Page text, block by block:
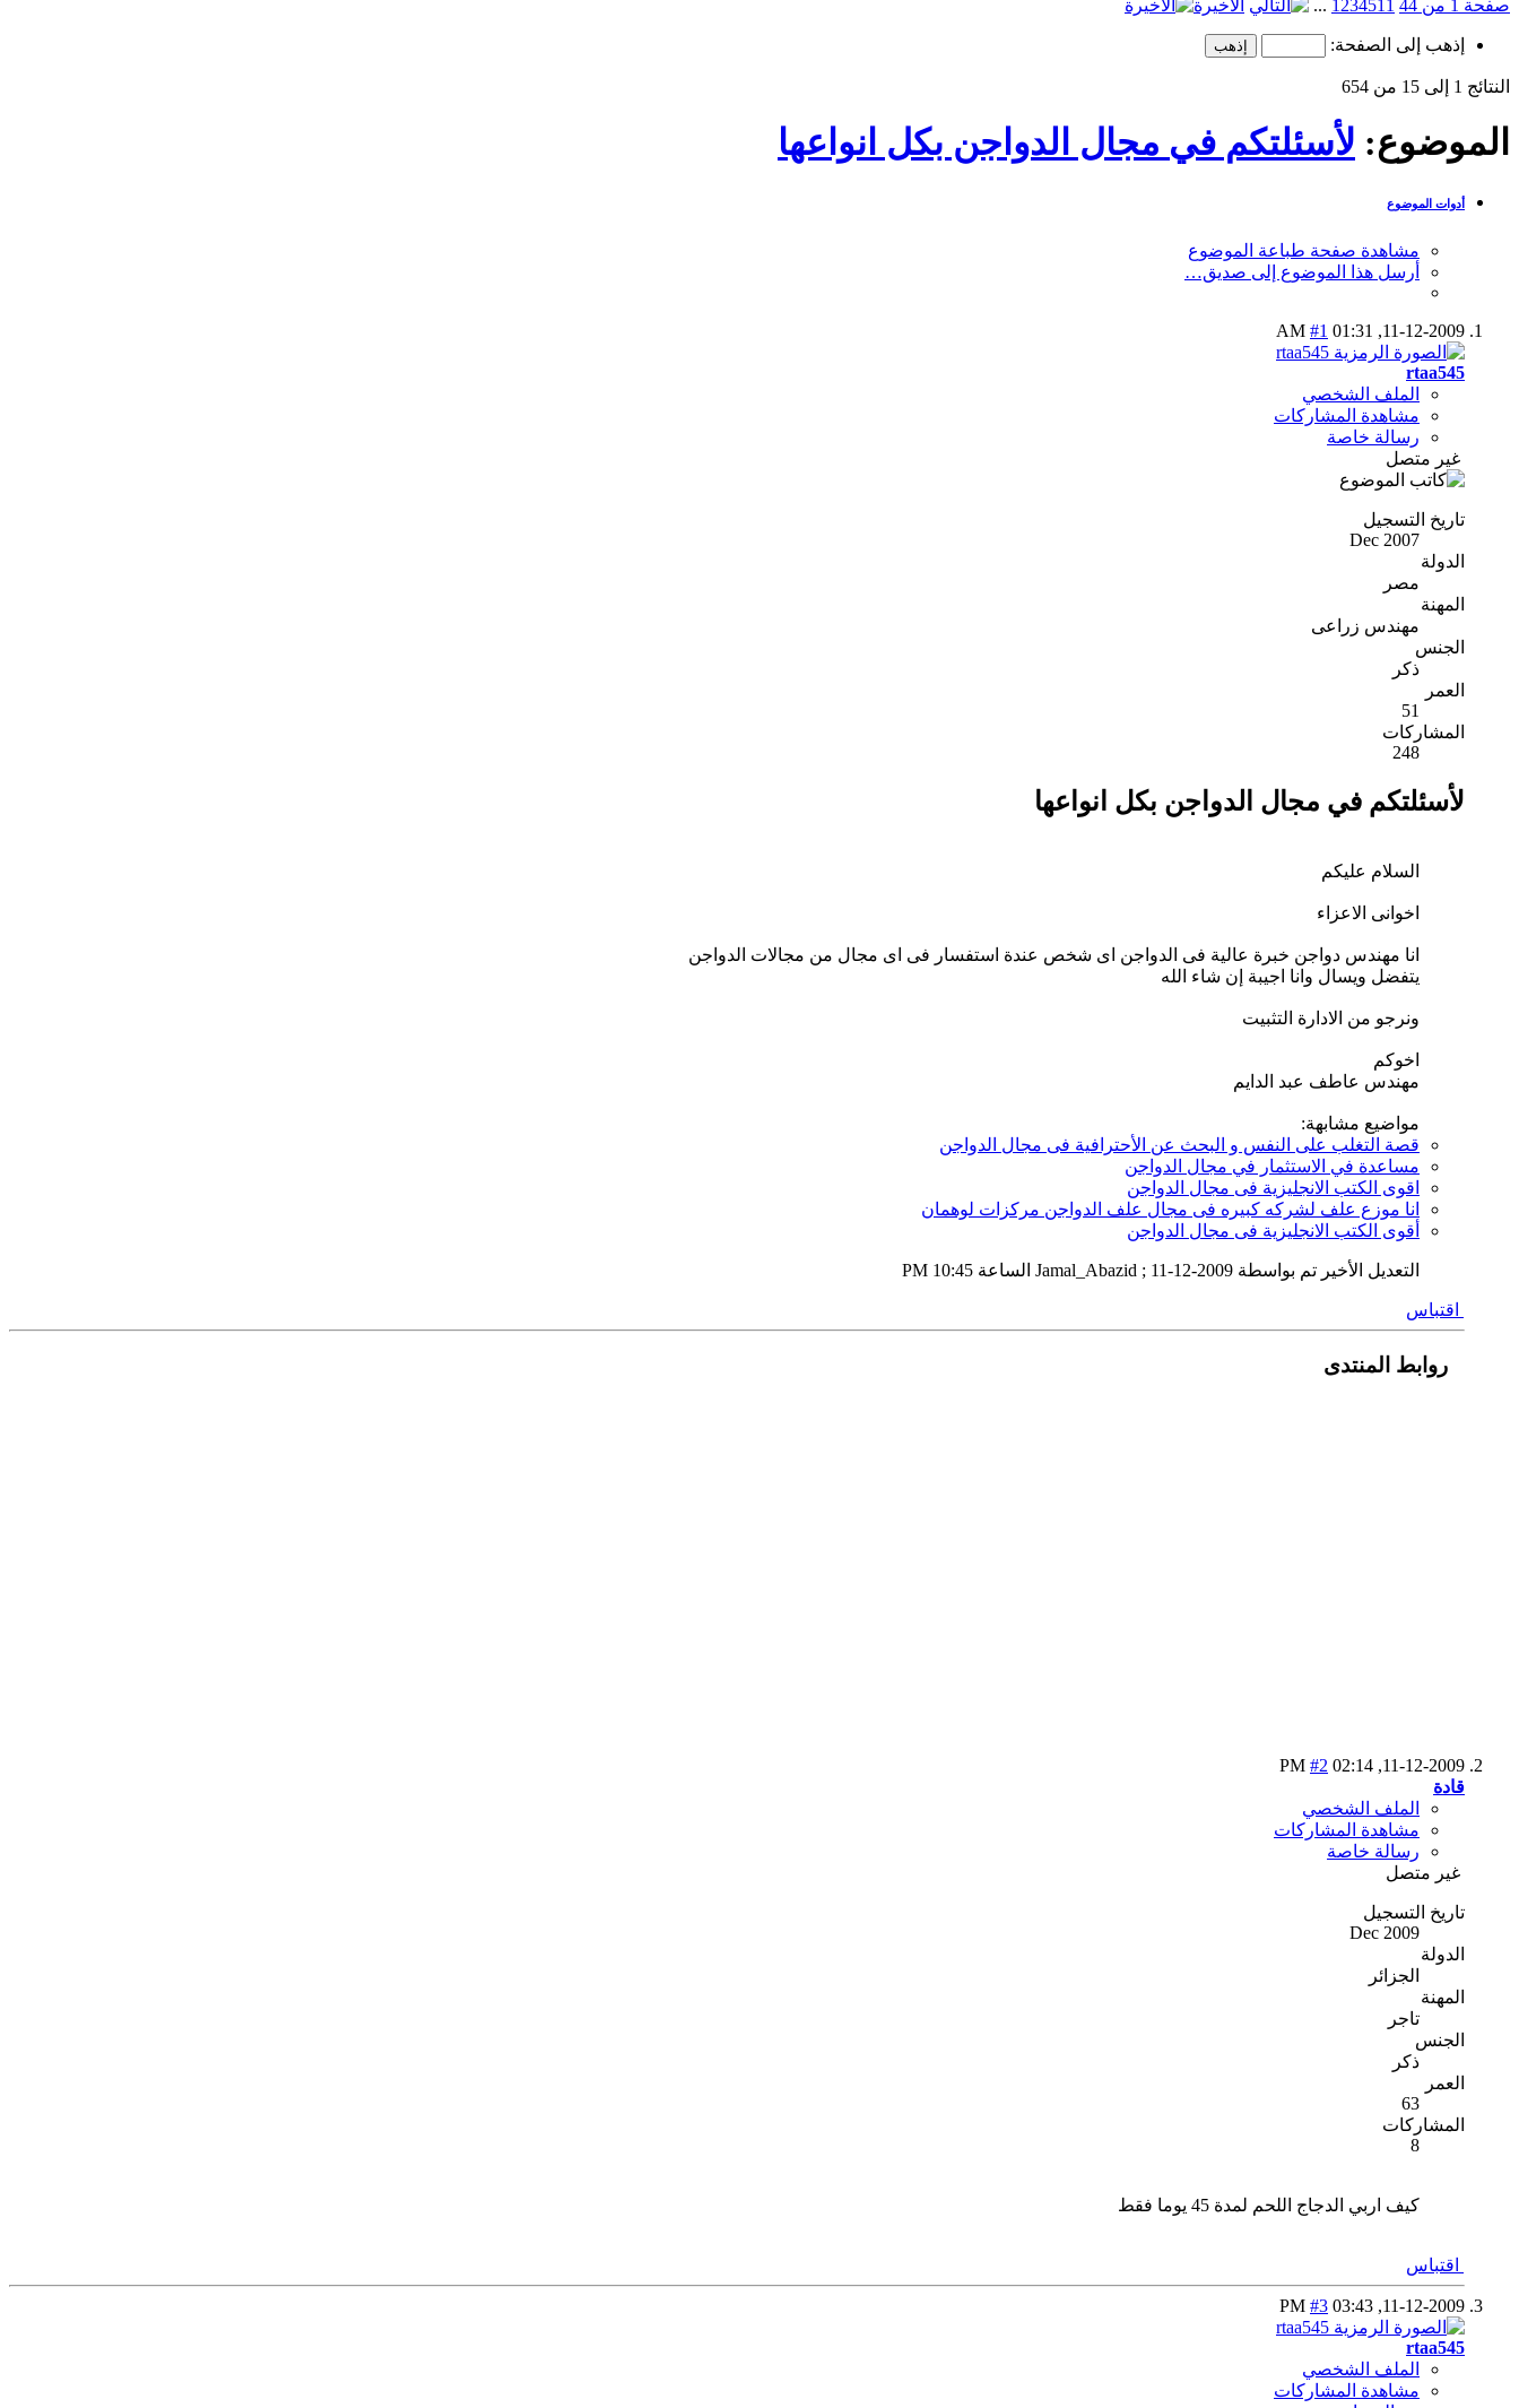
صفحة 1 من 44 1 234511
... الأخيرة
إذهب إلى الصفحة:
النتائج 1 إلى 15 من 654
الموضوع: لأسئلتكم في مجال الدواجن بكل انواعها
أدوات الموضوع
مشاهدة صفحة طباعة الموضوع
أرسل هذا الموضوع إلى صديق…
11-12-2009,
01:31 AM
#1
rtaa545
الملف الشخصي
مشاهدة المشاركات
رسالة خاصة
غير متصل
تاريخ التسجيل
Dec 2007
الدولة
مصر
المهنة
مهندس زراعى
الجنس
ذكر
العمر
51
المشاركات
248
لأسئلتكم في مجال الدواجن بكل انواعها
السلام عليكم
اخوانى الاعزاء
انا مهندس دواجن خبرة عالية فى الدواجن اى شخص عندة استفسار فى اى مجال من مجالات الدواجن
يتفضل ويسال وانا اجيبة إن شاء الله
ونرجو من الادارة التثبيت
اخوكم
مهندس عاطف عبد الدايم
مواضيع مشابهة:
قصة التغلب على النفس و البحث عن الأحترافية فى مجال الدواجن
مساعدة في الاستثمار في مجال الدواجن
اقوى الكتب الانجليزية فى مجال الدواجن
انا موزع علف لشركه كبيره فى مجال علف الدواجن مركزات لوهمان
أقوى الكتب الانجليزية فى مجال الدواجن
التعديل الأخير تم بواسطة Jamal_Abazid ; 11-12-2009 الساعة 10:45 PM
اقتباس
روابط المنتدى
11-12-2009,
02:14 PM
#2
قادة
الملف الشخصي
مشاهدة المشاركات
رسالة خاصة
غير متصل
تاريخ التسجيل
Dec 2009
الدولة
الجزائر
المهنة
تاجر
الجنس
ذكر
العمر
63
المشاركات
8
كيف اربي الدجاج اللحم لمدة 45 يوما فقط
اقتباس
11-12-2009,
03:43 PM
#3
rtaa545
الملف الشخصي
مشاهدة المشاركات